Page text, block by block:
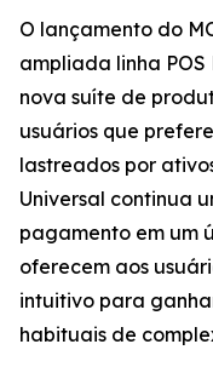
O lançamento do
ampliada linha
nova suíte de
usuários que
lastreados por
Universal continua
pagamento em um
oferecem aos
intuitivo para
habituais de